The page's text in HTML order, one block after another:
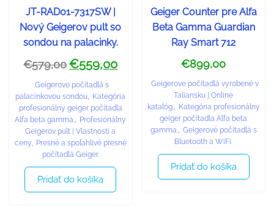
JT-RAD01-7317SW |
Nový Geigerov pult so
sondou na palacinky.
€579,00€559,00
Geigerove počítadlá s
palacinkovou sondou
Kategória
profesionálny geiger počítadla
Alfa beta gamma.
Profesionálny
Geigerov pult | Vlastnosti a
ceny,
Presné a spoľahlivé presné
počítadlá Geiger.
Pridať do košíka
Geiger Counter pre Alfa
Beta Gamma Guardian
Ray Smart 712
€899,00
Geigerove počítadlá vyrobené v
Taliansku | Online
katalóg.
Kategória profesionálny
geiger počítadla Alfa beta
gamma.
Geigerové počítadlá s
Bluetooth a WiFi.
Pridať do košíka